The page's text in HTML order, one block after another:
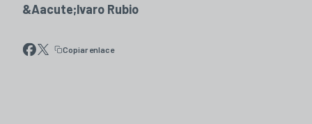
&Aacute;lvaro Rubio
Copiar enlace